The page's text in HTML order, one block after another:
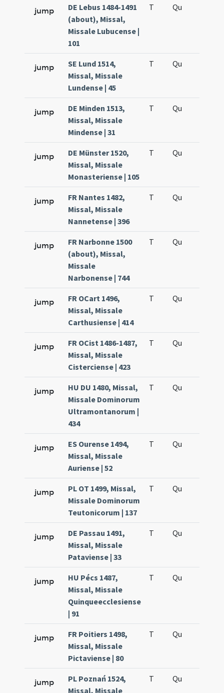
jump
DE Lebus 1484-1491
(about), Missal,
Missale Lubucense |
101
T Qu
jump
SE Lund 1514,
Missal, Missale
Lundense | 45
T Qu
jump
DE Minden 1513,
Missal, Missale
Mindense | 31
T Qu
jump
DE Münster 1520,
Missal, Missale
Monasteriense | 105
T Qu
jump
FR Nantes 1482,
Missal, Missale
Nannetense | 396
T Qu
jump
FR Narbonne 1500
(about), Missal,
Missale
Narbonense | 744
T Qu
jump
FR OCart 1496,
Missal, Missale
Carthusiense | 414
T Qu
jump
FR OCist 1486-1487,
Missal, Missale
Cisterciense | 423
T Qu
jump
HU DU 1480, Missal,
Missale Dominorum
Ultramontanorum |
434
T Qu
jump
ES Ourense 1494,
Missal, Missale
Auriense | 52
T Qu
jump
PL OT 1499, Missal,
Missale Dominorum
Teutonicorum | 137
T Qu
jump
DE Passau 1491,
Missal, Missale
Pataviense | 33
T Qu
jump
HU Pécs 1487,
Missal, Missale
Quinqueecclesiense
| 91
T Qu
jump
FR Poitiers 1498,
Missal, Missale
Pictaviense | 80
T Qu
jump
PL Poznań 1524,
Missal, Missale
T Qu